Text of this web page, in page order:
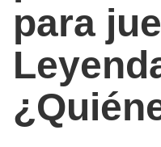
para